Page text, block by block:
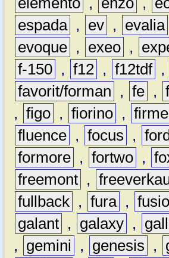
espada , ev , evalia
evoque , exeo ,
f-150 , f12 , f12tdf ,
favorit/forman
, fe ,
, figo , fiorino ,
fluence , focus ,
formore , fortwo ,
freemont ,
fullback , fura ,
galant , galaxy ,
,
gemini , genesis ,